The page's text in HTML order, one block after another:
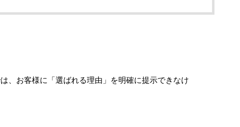
、お客様に「選ばれる理由」を明確に提示できなけ